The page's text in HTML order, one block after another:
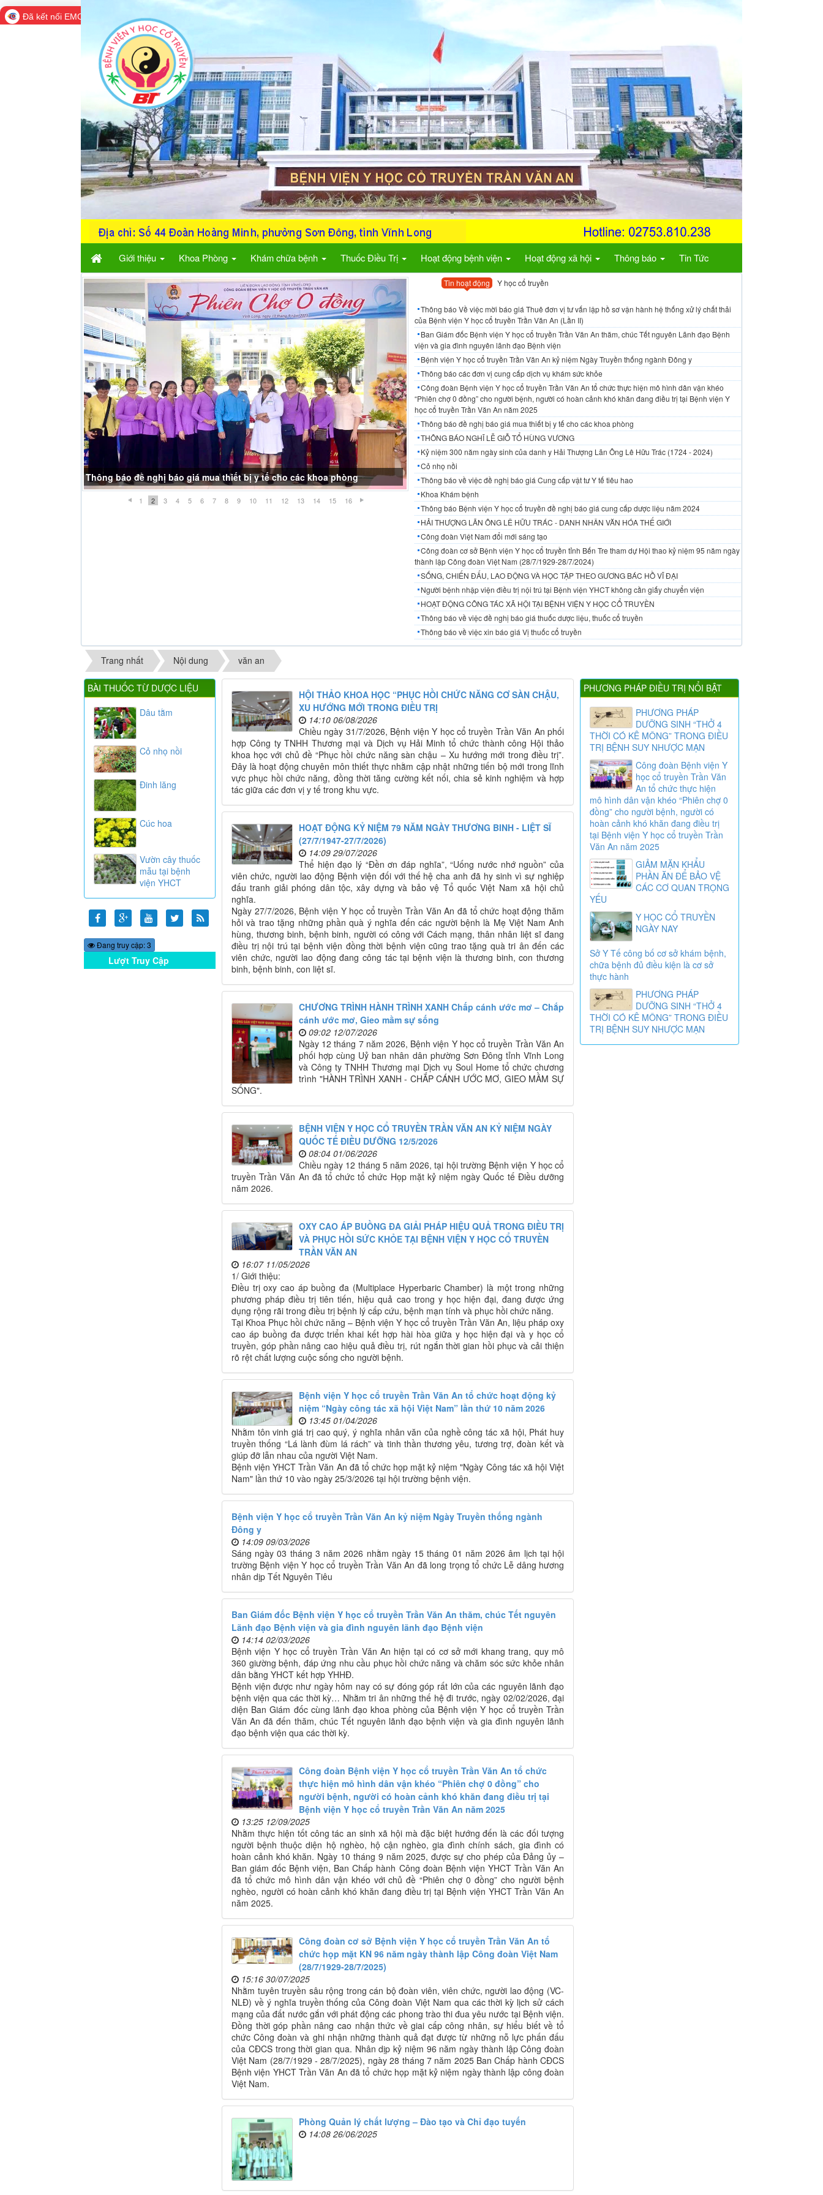
Giới thiệu Khoa Phòng Khám chữa bệnh Thuốc Điều Trị Hoạt động bệnh viện Hoạt động xã hội Thông báo Tin Tức
Thông báo đề nghị báo giá mua thiết bị y tế cho các khoa phòng
1 2 3 4 5 6 7 8 9 10 11 12 13 14 15 16
Tin hoạt động Y học cổ truyền
Thông báo Về việc mời báo giá Thuê đơn vị tư vấn lập hồ sơ vận hành hệ thống xử lý chất thải
của Bệnh viện Y học cổ truyền Trần Văn An (Lần II)
Ban Giám đốc Bệnh viện Y học cổ truyền Trần Văn An thăm, chúc Tết nguyên Lãnh đạo Bệnh
viện và gia đình nguyên lãnh đạo Bệnh viện
Bệnh viện Y học cổ truyền Trần Văn An kỷ niệm Ngày Truyền thống ngành Đông y
Thông báo các đơn vị cung cấp dịch vụ khám sức khỏe
Công đoàn Bệnh viện Y học cổ truyền Trần Văn An tổ chức thực hiện mô hình dân vận khéo
“Phiên chợ 0 đồng” cho người bệnh, người có hoàn cảnh khó khăn đang điều trị tại Bệnh viện Y
học cổ truyền Trần Văn An năm 2025
Thông báo đề nghị báo giá mua thiết bị y tế cho các khoa phòng
THÔNG BÁO NGHĨ LỄ GIỖ TỔ HÙNG VƯƠNG
Kỷ niệm 300 năm ngày sinh của danh y Hải Thượng Lãn Ông Lê Hữu Trác (1724 - 2024)
Cỏ nhọ nồi
Thông báo về việc đề nghị báo giá Cung cấp vật tư Y tế tiêu hao
Khoa Khám bệnh
Thông báo Bệnh viện Y học cổ truyền đề nghị báo giá cung cấp dược liệu năm 2024
HẢI THƯỢNG LÃN ÔNG LÊ HỮU TRÁC - DANH NHÂN VĂN HÓA THẾ GIỚI
Công đoàn Việt Nam đổi mới sáng tạo
Công đoàn cơ sở Bệnh viện Y học cổ truyền tỉnh Bến Tre tham dự Hội thao kỷ niệm 95 năm ngày
thành lập Công đoàn Việt Nam (28/7/1929-28/7/2024)
SỐNG, CHIẾN ĐẤU, LAO ĐỘNG VÀ HỌC TẬP THEO GƯƠNG BÁC HỒ VĨ ĐẠI
Người bệnh nhập viện điều trị nội trú tại Bệnh viện YHCT không cần giấy chuyển viện
HOẠT ĐỘNG CÔNG TÁC XÃ HỘI TẠI BỆNH VIỆN Y HỌC CỔ TRUYỀN
Thông báo về việc đề nghị báo giá thuốc dược liệu, thuốc cổ truyền
Thông báo về việc xin báo giá Vị thuốc cổ truyền
Trang nhất Nội dung văn an
HỘI THẢO KHOA HỌC “PHỤC HỒI CHỨC NĂNG CƠ SÀN CHẬU,
XU HƯỚNG MỚI TRONG ĐIỀU TRỊ
14:10 06/08/2026
Chiều ngày 31/7/2026, Bệnh viện Y học cổ truyền Trần Văn An phối
hợp Công ty TNHH Thương mại và Dịch vụ Hải Minh tổ chức thành công Hội thảo
khoa học với chủ đề “Phục hồi chức năng sàn chậu – Xu hướng mới trong điều trị”.
Đây là hoạt động chuyên môn thiết thực nhằm cập nhật những tiến bộ mới trong lĩnh
vực phục hồi chức năng, đồng thời tăng cường kết nối, chia sẻ kinh nghiệm và hợp
tác giữa các đơn vị y tế trong khu vực.
HOẠT ĐỘNG KỶ NIỆM 79 NĂM NGÀY THƯƠNG BINH - LIỆT SĨ
(27/7/1947-27/7/2026)
14:09 29/07/2026
Thể hiện đạo lý “Đền ơn đáp nghĩa”, “Uống nước nhớ nguồn” của
viên chức, người lao động Bệnh viện đối với thế hệ cha anh đã hy sinh vì sự nghiệp
đấu tranh giải phóng dân tộc, xây dựng và bảo vệ Tổ quốc Việt Nam xã hội chủ
nghĩa.
Ngày 27/7/2026, Bệnh viện Y học cổ truyền Trần Văn An đã tổ chức hoạt động thăm
hỏi và trao tặng những phần quà ý nghĩa đến các người bệnh là Mẹ Việt Nam Anh
hùng, thương binh, bệnh binh, người có công với Cách mạng, thân nhân liệt sĩ đang
điều trị nội trú tại bệnh viện đồng thời bệnh viện cũng trao tặng quà tri ân đến các
viên chức, người lao động đang công tác tại bệnh viện là thương binh, con thương
binh, bệnh binh, con liệt sĩ.
CHƯƠNG TRÌNH HÀNH TRÌNH XANH Chấp cánh ước mơ – Chắp
cánh ước mơ, Gieo mầm sự sống
09:02 12/07/2026
Ngày 12 tháng 7 năm 2026, Bệnh viện Y học cổ truyền Trần Văn An
phối hợp cùng Uỷ ban nhân dân phường Sơn Đông tỉnh Vĩnh Long
và Công ty TNHH Thương mại Dịch vụ Soul Home tổ chức chương
trình "HÀNH TRÌNH XANH - CHẮP CÁNH ƯỚC MƠ, GIEO MẦM SỰ
SỐNG".
BỆNH VIỆN Y HỌC CỔ TRUYỀN TRẦN VĂN AN KỶ NIỆM NGÀY
QUỐC TẾ ĐIỀU DƯỠNG 12/5/2026
08:04 01/06/2026
Chiều ngày 12 tháng 5 năm 2026, tại hội trường Bệnh viện Y học cổ
truyền Trần Văn An đã tổ chức tổ chức Họp mặt kỷ niệm ngày Quốc tế Điều dưỡng
năm 2026.
OXY CAO ÁP BUỒNG ĐA GIẢI PHÁP HIỆU QUẢ TRONG ĐIỀU TRỊ
VÀ PHỤC HỒI SỨC KHỎE TẠI BỆNH VIỆN Y HỌC CỔ TRUYỀN
TRẦN VĂN AN
16:07 11/05/2026
1/ Giới thiệu:
Điều trị oxy cao áp buồng đa (Multiplace Hyperbaric Chamber) là một trong những
phương pháp điều trị tiên tiến, hiệu quả cao trong y học hiện đại, đang được ứng
dụng rộng rãi trong điều trị bệnh lý cấp cứu, bệnh mạn tính và phục hồi chức năng.
Tại Khoa Phục hồi chức năng – Bệnh viện Y học cổ truyền Trần Văn An, liệu pháp oxy
cao áp buồng đa được triển khai kết hợp hài hòa giữa y học hiện đại và y học cổ
truyền, góp phần nâng cao hiệu quả điều trị, rút ngắn thời gian hồi phục và cải thiện
rõ rệt chất lượng cuộc sống cho người bệnh.
Bệnh viện Y học cổ truyền Trần Văn An tổ chức hoạt động kỷ
niệm “Ngày công tác xã hội Việt Nam” lần thứ 10 năm 2026
13:45 01/04/2026
Nhằm tôn vinh giá trị cao quý, ý nghĩa nhân văn của nghề công tác xã hội, Phát huy
truyền thống “Lá lành đùm lá rách” và tinh thần thương yêu, tương trợ, đoàn kết và
giúp đỡ lẫn nhau của người Việt Nam.
Bệnh viện YHCT Trần Văn An đã tổ chức họp mặt kỷ niệm "Ngày Công tác xã hội Việt
Nam" lần thứ 10 vào ngày 25/3/2026 tại hội trường bệnh viện.
Bệnh viện Y học cổ truyền Trần Văn An kỷ niệm Ngày Truyền thống ngành
Đông y
14:09 09/03/2026
Sáng ngày 03 tháng 3 năm 2026 nhằm ngày 15 tháng 01 năm 2026 âm lịch tại hội
trường Bệnh viện Y học cổ truyền Trần Văn An đã long trọng tổ chức Lễ dâng hương
nhân dịp Tết Nguyên Tiêu
Ban Giám đốc Bệnh viện Y học cổ truyền Trần Văn An thăm, chúc Tết nguyên
Lãnh đạo Bệnh viện và gia đình nguyên lãnh đạo Bệnh viện
14:14 02/03/2026
Bệnh viện Y học cổ truyền Trần Văn An hiện tại có cơ sở mới khang trang, quy mô
360 giường bệnh, đáp ứng nhu cầu phục hồi chức năng và chăm sóc sức khỏe nhân
dân bằng YHCT kết hợp YHHĐ.
Bệnh viện được như ngày hôm nay có sự đóng góp rất lớn của các nguyên lãnh đạo
bệnh viện qua các thời kỳ… Nhằm tri ân những thế hệ đi trước, ngày 02/02/2026, đại
diện Ban Giám đốc cùng lãnh đạo khoa phòng của Bệnh viện Y học cổ truyền Trần
Văn An đã đến thăm, chúc Tết nguyên lãnh đạo bệnh viện và gia đình nguyên lãnh
đạo bệnh viện qua các thời kỳ.
Công đoàn Bệnh viện Y học cổ truyền Trần Văn An tổ chức
thực hiện mô hình dân vận khéo “Phiên chợ 0 đồng” cho
người bệnh, người có hoàn cảnh khó khăn đang điều trị tại
Bệnh viện Y học cổ truyền Trần Văn An năm 2025
13:25 12/09/2025
Nhằm thực hiện tốt công tác an sinh xã hội mà đặc biệt hướng đến là các đối tượng
người bệnh thuộc diện hộ nghèo, hộ cận nghèo, gia đình chính sách, gia đình có
hoàn cảnh khó khăn. Ngày 10 tháng 9 năm 2025, được sự cho phép của Đảng ủy –
Ban giám đốc Bệnh viện, Ban Chấp hành Công đoàn Bệnh viện YHCT Trần Văn An
đã tổ chức mô hình dân vận khéo với chủ đề “Phiên chợ 0 đồng” cho người bệnh
nghèo, người có hoàn cảnh khó khăn đang điều trị tại Bệnh viện YHCT Trần Văn An
năm 2025.
Công đoàn cơ sở Bệnh viện Y học cổ truyền Trần Văn An tổ
chức họp mặt KN 96 năm ngày thành lập Công đoàn Việt Nam
(28/7/1929-28/7/2025)
15:16 30/07/2025
Nhằm tuyên truyền sâu rộng trong cán bộ đoàn viên, viên chức, người lao động (VC-
NLĐ) về ý nghĩa truyền thống của Công đoàn Việt Nam qua các thời kỳ lịch sử cách
mạng của đất nước gắn với phát động các phong trào thi đua yêu nước tại Bệnh viện.
Đồng thời góp phần nâng cao nhận thức về giai cấp công nhân, sự hiểu biết về tổ
chức Công đoàn và ghi nhận những thành quả đạt được từ những nỗ lực phấn đấu
của CĐCS trong thời gian qua. Nhân dịp kỷ niệm 96 năm ngày thành lập Công đoàn
Việt Nam (28/7/1929 - 28/7/2025), ngày 28 tháng 7 năm 2025 Ban Chấp hành CĐCS
Bệnh viện YHCT Trần Văn An đã tổ chức họp mặt kỷ niệm ngày thành lập công đoàn
Việt Nam.
Phòng Quản lý chất lượng – Đào tạo và Chỉ đạo tuyến
14:08 26/06/2025
PHƯƠNG PHÁP ĐIỀU TRỊ NỔI BẬT
PHƯƠNG PHÁP
DƯỠNG SINH “THỞ 4
THỜI CÓ KÊ MÔNG” TRONG ĐIỀU
TRỊ BỆNH SUY NHƯỢC MẠN
Công đoàn Bệnh viện Y
học cổ truyền Trần Văn
An tổ chức thực hiện
mô hình dân vận khéo “Phiên chợ 0
đồng” cho người bệnh, người có
hoàn cảnh khó khăn đang điều trị
tại Bệnh viện Y học cổ truyền Trần
Văn An năm 2025
GIẢM MẶN KHẨU
PHẦN ĂN ĐỂ BẢO VỆ
CÁC CƠ QUAN TRỌNG
YẾU
Y HỌC CỔ TRUYỀN
NGÀY NAY
Sở Y Tế công bố cơ sở khám bệnh,
chữa bệnh đủ điều kiện là cơ sở
thực hành
PHƯƠNG PHÁP
DƯỠNG SINH “THỞ 4
THỜI CÓ KÊ MÔNG” TRONG ĐIỀU
TRỊ BỆNH SUY NHƯỢC MẠN
BÀI THUỐC TỪ DƯỢC LIỆU
Dâu tằm
Cỏ nhọ nồi
Đinh lăng
Cúc hoa
Vườn cây thuốc
mẫu tại bệnh
viện YHCT
Đang truy cập: 3
Lượt Truy Cập
Online
Đã kết nối EMC